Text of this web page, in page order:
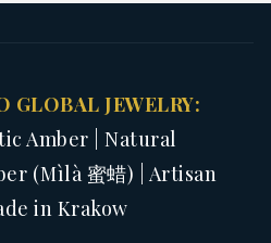
GLOBAL JEWELRY:
Amber | Natural
(Mìlà 蜜蜡) | Artisan
in Krakow